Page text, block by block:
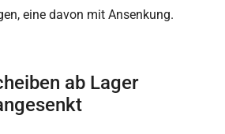
ab Lager